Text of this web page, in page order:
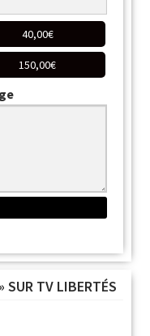
40,00€
150,00€
SUR TV LIBERTÉS